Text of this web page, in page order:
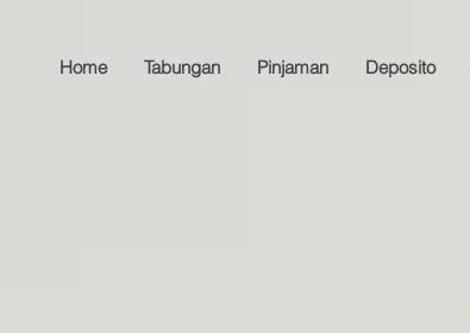
Home Tabungan Pinjaman Deposito